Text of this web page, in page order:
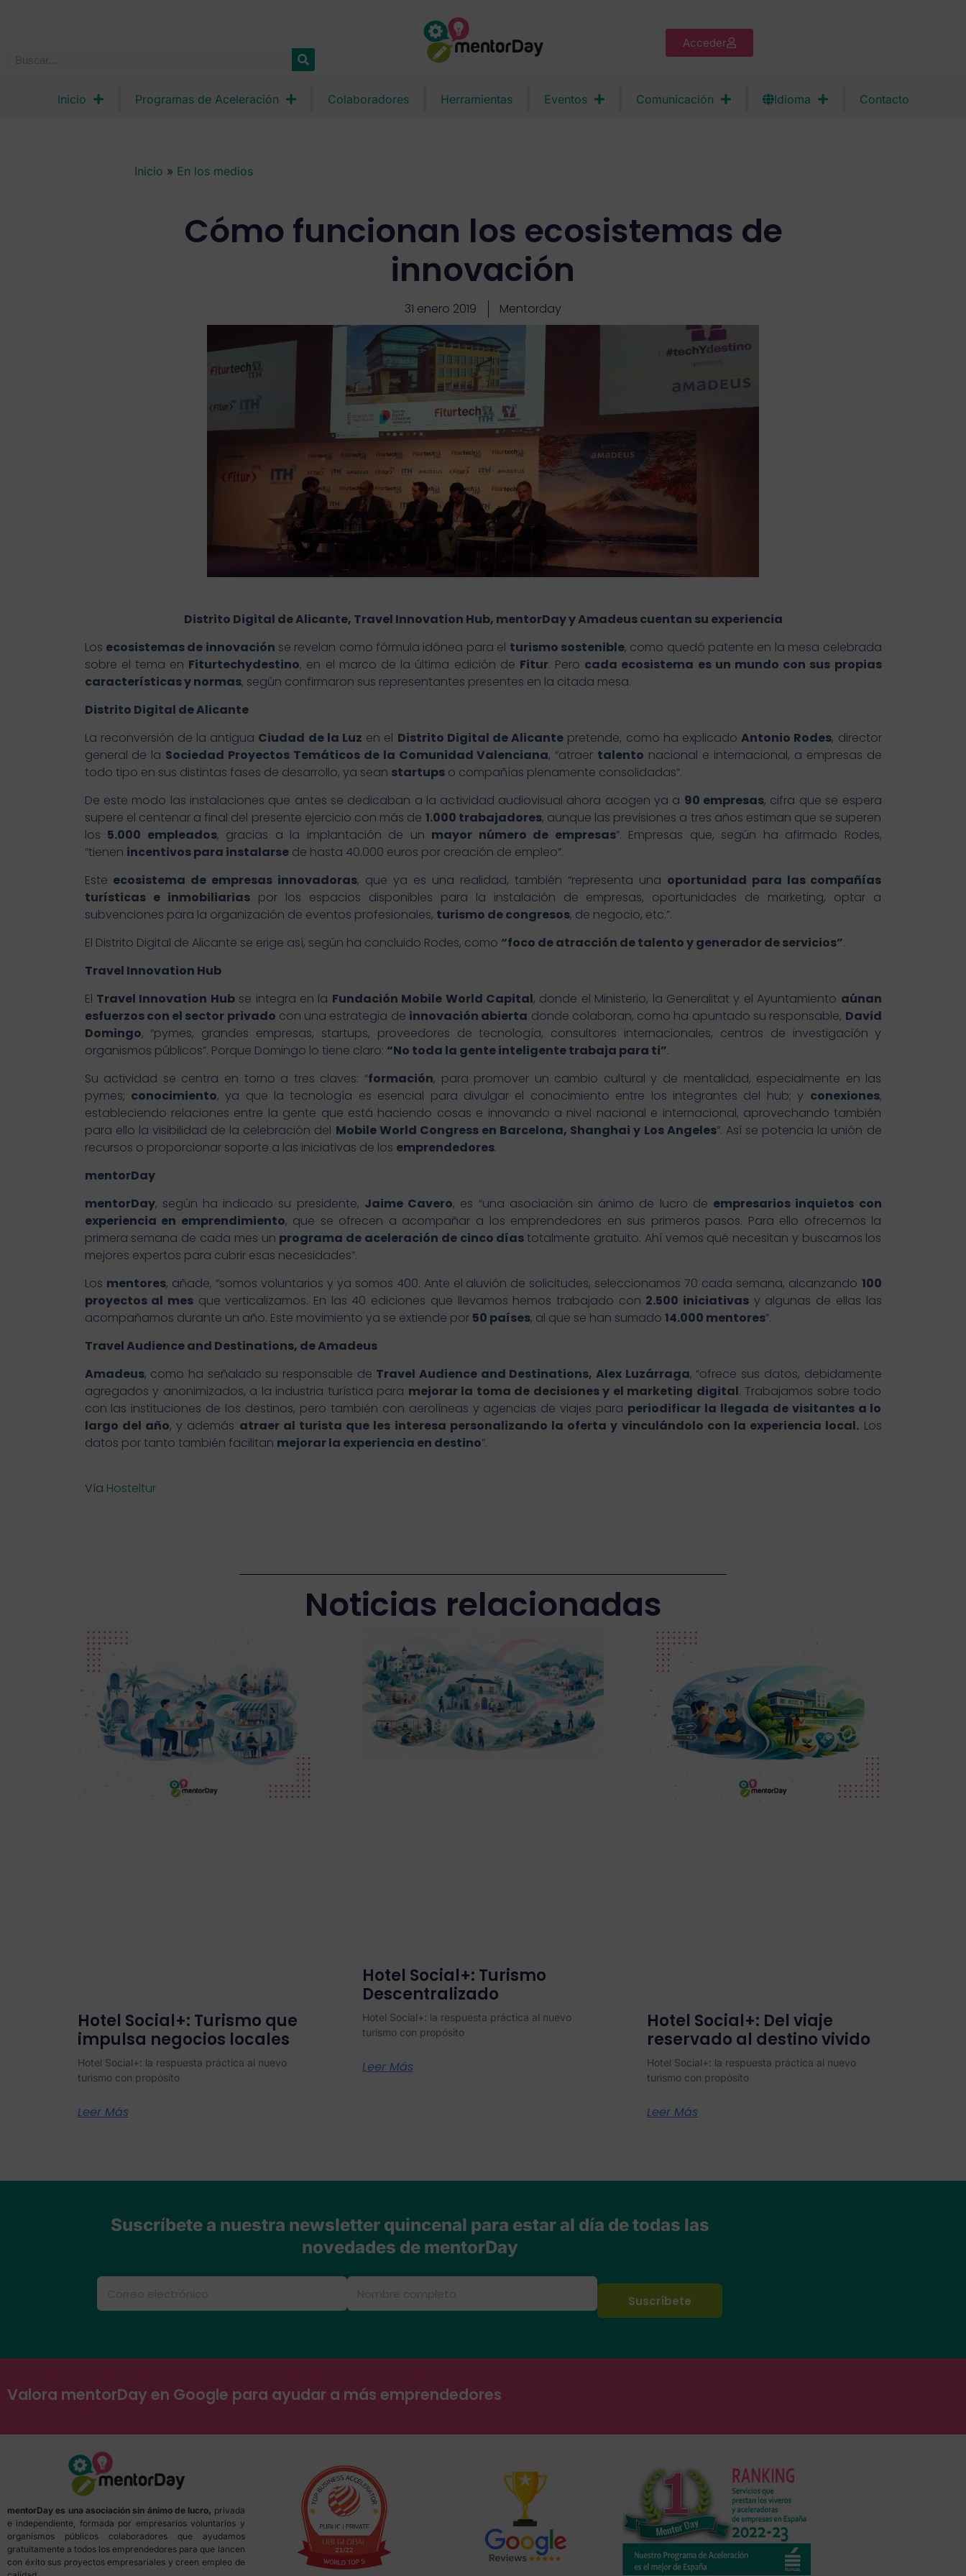
Acceder
Inicio Programas de Aceleración Colaboradores Herramientas Eventos Comunicación Idioma Contacto
Inicio » En los medios
Cómo funcionan los ecosistemas de
innovación
31 enero 2019 Mentorday
Distrito Digital de Alicante, Travel Innovation Hub, mentorDay y Amadeus cuentan su experiencia
Los ecosistemas de innovación se revelan como fórmula idónea para el turismo sostenible, como quedó patente en la mesa celebrada
sobre el tema en Fiturtechydestino, en el marco de la última edición de Fitur. Pero cada ecosistema es un mundo con sus propias
características y normas, según confirmaron sus representantes presentes en la citada mesa.
Distrito Digital de Alicante
La reconversión de la antigua Ciudad de la Luz en el Distrito Digital de Alicante pretende, como ha explicadoAntonio Rodes, director
general de la Sociedad Proyectos Temáticos de la Comunidad Valenciana, “atraer talento nacional e internacional, a empresas de
todo tipo en sus distintas fases de desarrollo, ya sean startupso compañías plenamente consolidadas”.
De este modo las instalaciones que antes se dedicaban a la actividad audiovisual ahora acogen ya a 90 empresas, cifra que se espera
supere el centenar a final del presente ejercicio con más de 1.000 trabajadores, aunque las previsiones a tres años estiman que se superen
los 5.000 empleados, gracias a la implantación de un mayor número de empresas”. Empresas que, según ha afirmado Rodes,
“tienen incentivos para instalarsede hasta 40.000 euros por creación de empleo”.
Este ecosistema de empresas innovadoras, que ya es una realidad, también “representa una oportunidad para las compañías
turísticas e inmobiliariaspor los espacios disponibles para la instalación de empresas, oportunidades de marketing, optar a
subvenciones para la organización de eventos profesionales, turismo de congresos, de negocio, etc.”.
El Distrito Digital de Alicante se erige así, según ha concluido Rodes, como “foco de atracción de talento y generador de servicios”.
Travel Innovation Hub
El Travel Innovation Hubse integra en la Fundación Mobile World Capital, donde el Ministerio, la Generalitat y el Ayuntamiento aúnan
esfuerzos con el sector privado con una estrategia de innovación abierta donde colaboran, como ha apuntado su responsable, David
Domingo, “pymes, grandes empresas, startups, proveedores de tecnología, consultores internacionales, centros de investigación y
organismos públicos”. Porque Domingo lo tiene claro: “No toda la gente inteligente trabaja para ti”.
Su actividad se centra en torno a tres claves: “formación, para promover un cambio cultural y de mentalidad, especialmente en las
pymes; conocimiento, ya que la tecnología es esencial para divulgar el conocimiento entre los integrantes del hub; y conexiones,
estableciendo relaciones entre la gente que está haciendo cosas e innovando a nivel nacional e internacional, aprovechando también
para ello la visibilidad de la celebración del Mobile World Congress en Barcelona, Shanghai y Los Angeles”. Así se potencia la unión de
recursos o proporcionar soporte a las iniciativas de los emprendedores.
mentorDay
mentorDay, según ha indicado su presidente, Jaime Cavero, es “una asociación sin ánimo de lucro de empresarios inquietos con
experiencia en emprendimiento, que se ofrecen a acompañar a los emprendedores en sus primeros pasos. Para ello ofrecemos la
primera semana de cada mes un programa de aceleración de cinco días totalmente gratuito. Ahí vemos qué necesitan y buscamos los
mejores expertos para cubrir esas necesidades”.
Los mentores, añade, “somos voluntarios y ya somos 400. Ante el aluvión de solicitudes, seleccionamos 70 cada semana, alcanzando 100
proyectos al mesque verticalizamos. En las 40 ediciones que llevamos hemos trabajado con 2.500 iniciativas y algunas de ellas las
acompañamos durante un año. Este movimiento ya se extiende por 50 países, al que se han sumado 14.000 mentores”.
Travel Audience and Destinations, de Amadeus
Amadeus, como ha señalado su responsable de Travel Audience and Destinations, Alex Luzárraga, “ofrece sus datos, debidamente
agregados y anonimizados, a la industria turística para mejorar la toma de decisiones y el marketing digital. Trabajamos sobre todo
con las instituciones de los destinos, pero también con aerolíneas y agencias de viajes para periodificar la llegada de visitantes a lo
largo del año, y además atraer al turista que les interesa personalizando la oferta y vinculándolo con la experiencia local. Los
datos por tanto también facilitan mejorar la experiencia en destino”.
Vía Hosteltur
Noticias relacionadas
Hotel Social+: Turismo que
impulsa negocios locales
Hotel Social+: la respuesta práctica al nuevo
turismo con propósito
Leer Más
Hotel Social+: Turismo
Descentralizado
Hotel Social+: la respuesta práctica al nuevo
turismo con propósito
Leer Más
Hotel Social+: Del viaje
reservado al destino vivido
Hotel Social+: la respuesta práctica al nuevo
turismo con propósito
Leer Más
Suscríbete a nuestra newsletter quincenal para estar al día de todas las
novedades de mentorDay
Valora mentorDay en Google para ayudar a más emprendedores
mentorDay es una asociación sin ánimo de lucro, privada
e independiente, formada por empresarios voluntarios y
organismos públicos colaboradores que ayudamos
gratuitamente a todos los emprendedores para que lancen
con éxito sus proyectos empresariales y creen empleo de